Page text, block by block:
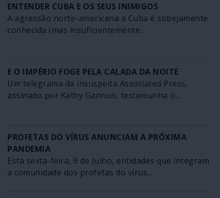
ENTENDER CUBA E OS SEUS INIMIGOS
A agressão norte-americana a Cuba é sobejamente
conhecida (mas insuficientemente...
E O IMPÉRIO FOGE PELA CALADA DA NOITE
Um telegrama da insuspeita Associated Press,
assinado por Kathy Gannon, testemunha o...
PROFETAS DO VÍRUS ANUNCIAM A PRÓXIMA
PANDEMIA
Esta sexta-feira, 9 de Julho, entidades que integram
a comunidade dos profetas do vírus...